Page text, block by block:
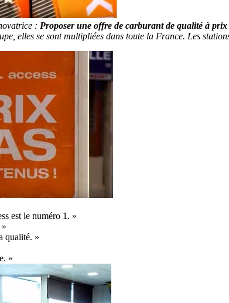
: Proposer une offre de carburant de qualité à
elles se sont multipliées dans toute la France. Les
est le numéro 1. »
qualité. »
»